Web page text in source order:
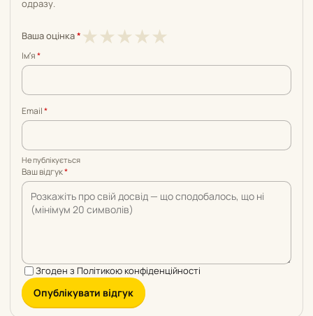
одразу.
Ваша оцінка* ★
5
★4
5
★3
5
★2
5
★1
5
Імʼя*
Email*
Не публікується
Ваш відгук*
Згоден з Політикою конфіденційності
Опублікувати відгук